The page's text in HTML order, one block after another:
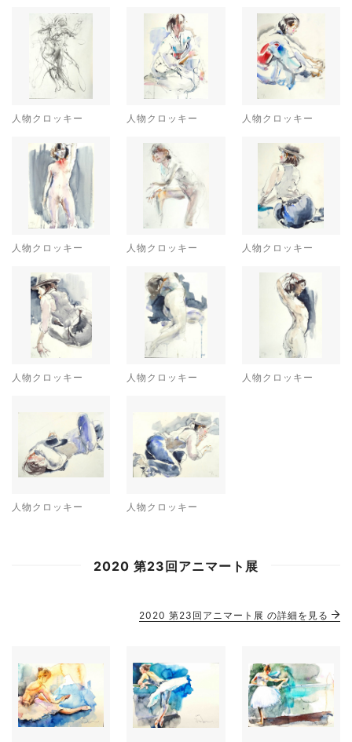
人物クロッキー 人物クロッキー 人物クロッキー
人物クロッキー 人物クロッキー 人物クロッキー
人物クロッキー 人物クロッキー 人物クロッキー
人物クロッキー 人物クロッキー
2020 第23回アニマート展
2020 第23回アニマート展 の詳細を見る